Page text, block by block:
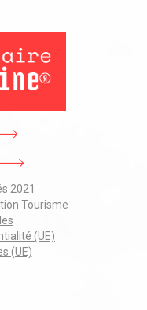
2021
Tourisme
(UE)
(UE)